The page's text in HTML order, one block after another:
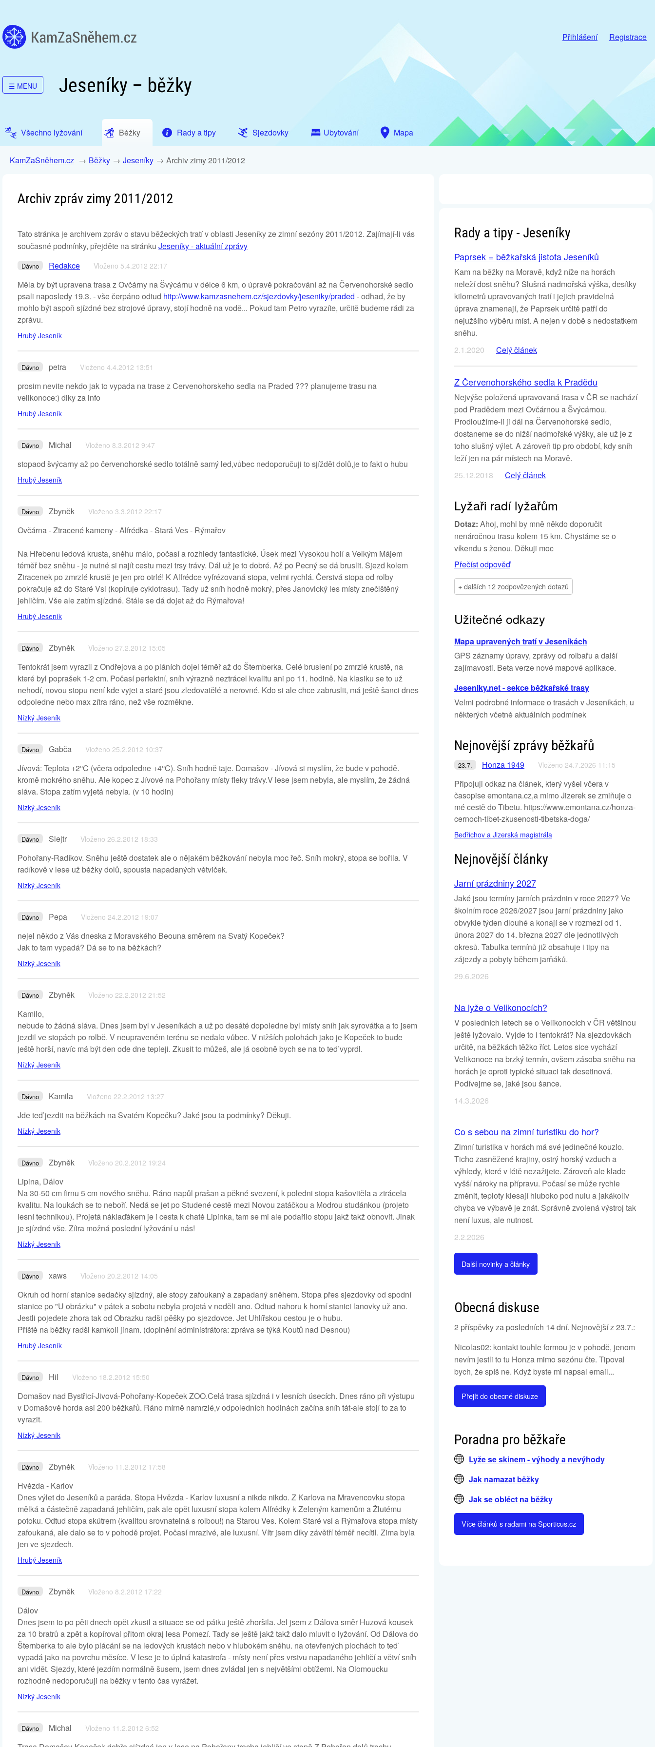
Přihlášení Registrace
☰ MENU Jeseníky – běžky
Všechno lyžování Běžky Rady a tipy Sjezdovky Ubytování Mapa
KamZaSněhem.cz Běžky Jeseníky Archiv zimy 2011/2012
Archiv zpráv zimy 2011/2012
Tato stránka je archivem zpráv o stavu běžeckých tratí v oblasti Jeseníky ze zimní sezóny 2011/2012. Zajímají-li vás
současné podmínky, přejděte na stránku Jeseníky - aktuální zprávy
Dávno Redakce Vloženo 5.4.2012 22:17
Měla by být upravena trasa z Ovčárny na Švýcárnu v délce 6 km, o úpravě pokračování až na Červenohorské sedlo
psali naposledy 19.3. - vše čerpáno odtud http://www.kamzasnehem.cz/sjezdovky/jeseniky/praded - odhad, že by
mohlo být aspoň sjízdné bez strojové úpravy, stojí hodně na vodě... Pokud tam Petro vyrazíte, určitě budeme rádi za
zprávu.
Hrubý Jeseník
Dávno petra Vloženo 4.4.2012 13:51
prosim nevite nekdo jak to vypada na trase z Cervenohorskeho sedla na Praded ??? planujeme trasu na
velikonoce:) diky za info
Hrubý Jeseník
Dávno Michal Vloženo 8.3.2012 9:47
stopaod švýcarny až po červenohorské sedlo totálně samý led,vůbec nedoporučuji to sjíždět dolů,je to fakt o hubu
Hrubý Jeseník
Dávno Zbyněk Vloženo 3.3.2012 22:17
Ovčárna - Ztracené kameny - Alfrédka - Stará Ves - Rýmařov
Na Hřebenu ledová krusta, sněhu málo, počasí a rozhledy fantastické. Úsek mezi Vysokou holí a Velkým Májem
téměř bez sněhu - je nutné si najít cestu mezi trsy trávy. Dál už je to dobré. Až po Pecný se dá bruslit. Sjezd kolem
Ztracenek po zmrzlé krustě je jen pro otrlé! K Alfrédce vyfrézovaná stopa, velmi rychlá. Čerstvá stopa od rolby
pokračuje až do Staré Vsi (kopíruje cyklotrasu). Tady už sníh hodně mokrý, přes Janovický les místy znečištěný
jehličím. Vše ale zatím sjízdné. Stále se dá dojet až do Rýmařova!
Hrubý Jeseník
Dávno Zbyněk Vloženo 27.2.2012 15:05
Tentokrát jsem vyrazil z Ondřejova a po pláních dojel téměř až do Šternberka. Celé bruslení po zmrzlé krustě, na
které byl poprašek 1-2 cm. Počasí perfektní, sníh výrazně neztrácel kvalitu ani po 11. hodině. Na klasiku se to už
nehodí, novou stopu není kde vyjet a staré jsou zledovatělé a nerovné. Kdo si ale chce zabruslit, má ještě šanci dnes
odpoledne nebo max zítra ráno, než vše rozměkne.
Nízký Jeseník
Dávno Gabča Vloženo 25.2.2012 10:37
Jívová: Teplota +2°C (včera odpoledne +4°C). Sníh hodně taje. Domašov - Jívová si myslím, že bude v pohodě.
kromě mokrého sněhu. Ale kopec z Jívové na Pohořany místy fleky trávy.V lese jsem nebyla, ale myslím, že žádná
sláva. Stopa zatím vyjetá nebyla. (v 10 hodin)
Nízký Jeseník
Dávno Slejtr Vloženo 26.2.2012 18:33
Pohořany-Radíkov. Sněhu ještě dostatek ale o nějakém běžkování nebyla moc řeč. Sníh mokrý, stopa se bořila. V
radíkově v lese už běžky dolů, spousta napadaných větviček.
Nízký Jeseník
Dávno Pepa Vloženo 24.2.2012 19:07
nejel někdo z Vás dneska z Moravského Beouna směrem na Svatý Kopeček?
Jak to tam vypadá? Dá se to na běžkách?
Nízký Jeseník
Dávno Zbyněk Vloženo 22.2.2012 21:52
Kamilo,
nebude to žádná sláva. Dnes jsem byl v Jeseníkách a už po desáté dopoledne byl místy sníh jak syrovátka a to jsem
jezdil ve stopách po rolbě. V neupraveném terénu se nedalo vůbec. V nižších polohách jako je Kopeček to bude
ještě horší, navíc má být den ode dne tepleji. Zkusit to můžeš, ale já osobně bych se na to teď vyprdl.
Nízký Jeseník
Dávno Kamila Vloženo 22.2.2012 13:27
Jde teď jezdit na běžkách na Svatém Kopečku? Jaké jsou ta podmínky? Děkuji.
Nízký Jeseník
Dávno Zbyněk Vloženo 20.2.2012 19:24
Lipina, Dálov
Na 30-50 cm firnu 5 cm nového sněhu. Ráno napůl prašan a pěkné svezení, k poledni stopa kašovitěla a ztrácela
kvalitu. Na loukách se to neboří. Nedá se jet po Studené cestě mezi Novou zatáčkou a Modrou studánkou (projeto
lesní technikou). Projetá náklaďákem je i cesta k chatě Lipinka, tam se mi ale podařilo stopu jakž takž obnovit. Jinak
je sjízdné vše. Zítra možná poslední lyžování u nás!
Nízký Jeseník
Dávno xaws Vloženo 20.2.2012 14:05
Okruh od horní stanice sedačky sjízdný, ale stopy zafoukaný a zapadaný sněhem. Stopa přes sjezdovky od spodní
stanice po "U obrázku" v pátek a sobotu nebyla projetá v neděli ano. Odtud nahoru k horní stanici lanovky už ano.
Jestli pojedete zhora tak od Obrazku radši pěšky po sjezdovce. Jet Uhlířskou cestou je o hubu.
Příště na běžky radši kamkoli jinam. (doplnění administrátora: zpráva se týká Koutů nad Desnou)
Hrubý Jeseník
Dávno Hil Vloženo 18.2.2012 15:50
Domašov nad Bystřicí-Jivová-Pohořany-Kopeček ZOO.Celá trasa sjízdná i v lesních úsecích. Dnes ráno při výstupu
v Domašově horda asi 200 běžkařů. Ráno mírně namrzlé,v odpoledních hodinách začína sníh tát-ale stojí to za to
vyrazit.
Nízký Jeseník
Dávno Zbyněk Vloženo 11.2.2012 17:58
Hvězda - Karlov
Dnes výlet do Jeseníků a paráda. Stopa Hvězda - Karlov luxusní a nikde nikdo. Z Karlova na Mravencovku stopa
mělká a částečně zapadaná jehličím, pak ale opět luxusní stopa kolem Alfrédky k Zeleným kamenům a Žlutému
potoku. Odtud stopa skútrem (kvalitou srovnatelná s rolbou!) na Starou Ves. Kolem Staré vsi a Rýmařova stopa místy
zafoukaná, ale dalo se to v pohodě projet. Počasí mrazivé, ale luxusní. Vítr jsem díky závětří téměř necítil. Zima byla
jen ve sjezdech.
Hrubý Jeseník
Dávno Zbyněk Vloženo 8.2.2012 17:22
Dálov
Dnes jsem to po pěti dnech opět zkusil a situace se od pátku ještě zhoršila. Jel jsem z Dálova směr Huzová kousek
za 10 bratrů a zpět a kopíroval přitom okraj lesa Pomezí. Tady se ještě jakž takž dalo mluvit o lyžování. Od Dálova do
Šternberka to ale bylo plácání se na ledových krustách nebo v hlubokém sněhu. na otevřených plochách to teď
vypadá jako na povrchu měsíce. V lese je to úplná katastrofa - místy není přes vrstvu napadaného jehličí a větví sníh
ani vidět. Sjezdy, které jezdím normálně šusem, jsem dnes zvládal jen s největšími obtížemi. Na Olomoucku
rozhodně nedoporučuji na běžky v tento čas vyrážet.
Nízký Jeseník
Dávno Michal Vloženo 11.2.2012 6:52
Rady a tipy - Jeseníky
Paprsek = běžkařská jistota Jeseníků
Kam na běžky na Moravě, když níže na horách
neleží dost sněhu? Slušná nadmořská výška, desítky
kilometrů upravovaných tratí i jejich pravidelná
úprava znamenají, že Paprsek určitě patří do
nejužšího výběru míst. A nejen v době s nedostatkem
sněhu.
2.1.2020
Celý článek
Z Červenohorského sedla k Pradědu
Nejvýše položená upravovaná trasa v ČR se nachází
pod Pradědem mezi Ovčárnou a Švýcárnou.
Prodloužíme-li ji dál na Červenohorské sedlo,
dostaneme se do nižší nadmořské výšky, ale už je z
toho slušný výlet. A zároveň tip pro období, kdy sníh
leží jen na pár místech na Moravě.
25.12.2018
Celý článek
Lyžaři radí lyžařům
Dotaz: Ahoj, mohl by mně někdo doporučit
nenáročnou trasu kolem 15 km. Chystáme se o
víkendu s ženou. Děkuji moc
Přečíst odpověď
+ dalších 12 zodpovězených dotazů
Užitečné odkazy
Mapa upravených tratí v Jeseníkách
GPS záznamy úpravy, zprávy od rolbařu a další
zajímavosti. Beta verze nové mapové aplikace.
Jeseniky.net - sekce běžkařské trasy
Velmi podrobné informace o trasách v Jeseníkách, u
některých včetně aktuálních podmínek
Nejnovější zprávy běžkařů
23.7. Honza 1949 Vloženo 24.7.2026 11:15
Připojuji odkaz na článek, který vyšel včera v
časopise emontana.cz,a mimo Jizerek se zmiňuje o
mé cestě do Tibetu. https://www.emontana.cz/honza-
cernoch-tibet-zkusenosti-tibetska-doga/
Bedřichov a Jizerská magistrála
Nejnovější články
Jarní prázdniny 2027
Jaké jsou termíny jarních prázdnin v roce 2027? Ve
školním roce 2026/2027 jsou jarní prázdniny jako
obvykle týden dlouhé a konají se v rozmezí od 1.
února 2027 do 14. března 2027 dle jednotlivých
okresů. Tabulka termínů již obsahuje i tipy na
zájezdy a pobyty během jarňáků.
29.6.2026
Na lyže o Velikonocích?
V posledních letech se o Velikonocích v ČR většinou
ještě lyžovalo. Vyjde to i tentokrát? Na sjezdovkách
určitě, na běžkách těžko říct. Letos sice vychází
Velikonoce na brzký termín, ovšem zásoba sněhu na
horách je oproti typické situaci tak desetinová.
Podívejme se, jaké jsou šance.
14.3.2026
Co s sebou na zimní turistiku do hor?
Zimní turistika v horách má své jedinečné kouzlo.
Ticho zasněžené krajiny, ostrý horský vzduch a
výhledy, které v létě nezažijete. Zároveň ale klade
vyšší nároky na přípravu. Počasí se může rychle
změnit, teploty klesají hluboko pod nulu a jakákoliv
chyba ve výbavě je znát. Správně zvolená výstroj tak
není luxus, ale nutnost.
2.2.2026
Další novinky a články
Obecná diskuse
2 příspěvky za posledních 14 dní. Nejnovější z 23.7.:
Nicolas02: kontakt touhle formou je v pohodě, jenom
nevím jestli to tu Honza mimo sezónu čte. Tipoval
bych, že spíš ne. Když byste mi napsal email...
Přejít do obecné diskuze
Poradna pro běžkaře
Lyže se skinem - výhody a nevýhody
Jak namazat běžky
Jak se obléct na běžky
Více článků s radami na Sporticus.cz